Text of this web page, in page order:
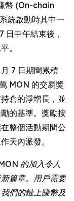
幣 (On-chain
統啟動時其中一
日中午結束後，
。
7 日期間累積
MON 的交易獎
倉的淨增長，並
的基準。獎勵按
整個活動期間公
天內派發。
MON 的加入令人
篇章。用戶需要
們的鏈上賺幣及